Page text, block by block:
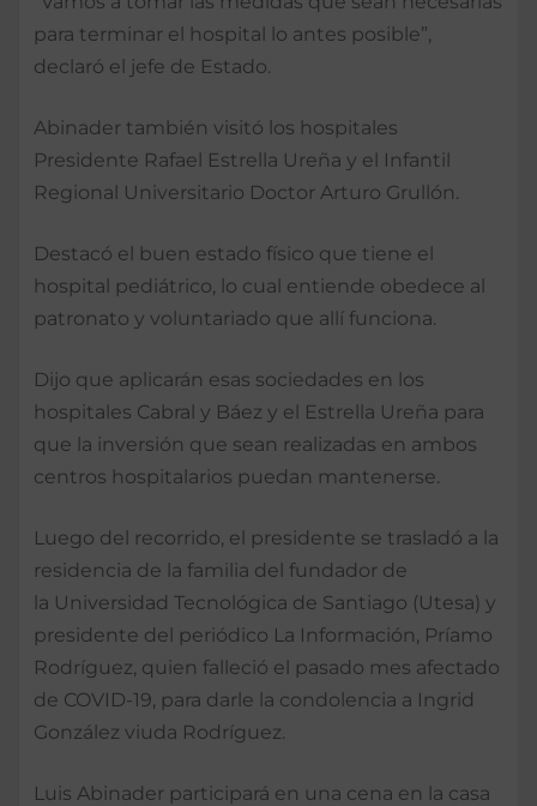
para terminar el hospital lo antes posible”,
declaró el jefe de Estado.
Abinader también visitó los hospitales
Presidente Rafael Estrella Ureña y el Infantil
Regional Universitario Doctor Arturo Grullón.
Destacó el buen estado físico que tiene el
hospital pediátrico, lo cual entiende obedece al
patronato y voluntariado que allí funciona.
Dijo que aplicarán esas sociedades en los
hospitales Cabral y Báez y el Estrella Ureña para
que la inversión que sean realizadas en ambos
centros hospitalarios puedan mantenerse.
Luego del recorrido, el presidente se trasladó a la
residencia de la familia del fundador de
la Universidad Tecnológica de Santiago (Utesa) y
presidente del periódico La Información, Príamo
Rodríguez, quien falleció el pasado mes afectado
de COVID-19, para darle la condolencia a Ingrid
González viuda Rodríguez.
Luis Abinader participará en una cena en la casa